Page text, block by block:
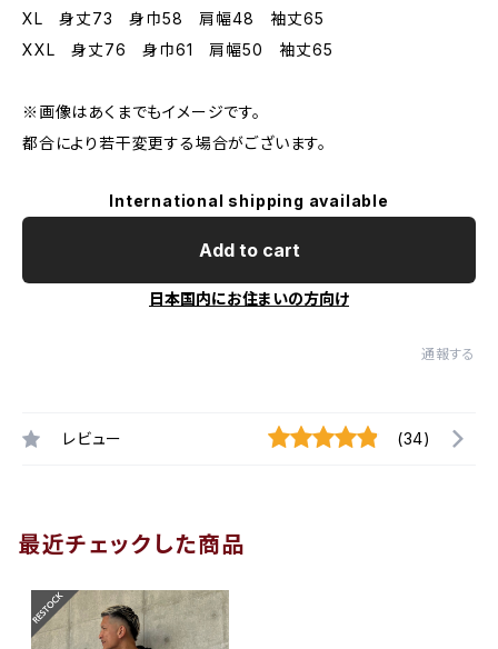
XL 身丈73 身巾58 肩幅48 袖丈65
XXL 身丈76 身巾61 肩幅50 袖丈65
※画像はあくまでもイメージです。
都合により若干変更する場合がございます。
International shipping available
Add to cart
日本国内にお住まいの方向け
通報する
レビュー (34)
最近チェックした商品